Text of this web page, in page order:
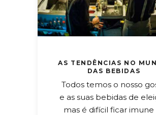
AS TENDÊNCIAS NO
DAS BEBIDAS
Todos temos o nosso
e as suas bebidas de
mas é difícil ficar imune